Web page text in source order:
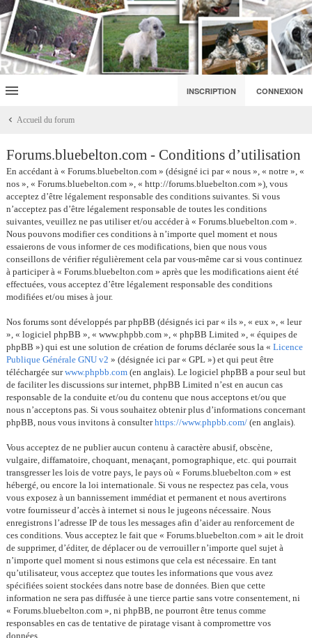
INSCRIPTION CONNEXION
Accueil du forum
Forums.bluebelton.com - Conditions d’utilisation
En accédant à « Forums.bluebelton.com » (désigné ici par « nous », « notre », «
nos », « Forums.bluebelton.com », « http://forums.bluebelton.com »), vous
acceptez d’être légalement responsable des conditions suivantes. Si vous
n’acceptez pas d’être légalement responsable de toutes les conditions
suivantes, veuillez ne pas utiliser et/ou accéder à « Forums.bluebelton.com ».
Nous pouvons modifier ces conditions à n’importe quel moment et nous
essaierons de vous informer de ces modifications, bien que nous vous
conseillons de vérifier régulièrement cela par vous-même car si vous continuez
à participer à « Forums.bluebelton.com » après que les modifications aient été
effectuées, vous acceptez d’être légalement responsable des conditions
modifiées et/ou mises à jour.
Nos forums sont développés par phpBB (désignés ici par « ils », « eux », « leur
», « logiciel phpBB », « www.phpbb.com », « phpBB Limited », « équipes de
phpBB ») qui est une solution de création de forums déclarée sous la « Licence
Publique Générale GNU v2 » (désignée ici par « GPL ») et qui peut être
téléchargée surwww.phpbb.com (en anglais). Le logiciel phpBB a pour seul but
de faciliter les discussions sur internet, phpBB Limited n’est en aucun cas
responsable de la conduite et/ou du contenu que nous acceptons et/ou que
nous n’acceptons pas. Si vous souhaitez obtenir plus d’informations concernant
phpBB, nous vous invitons à consulterhttps://www.phpbb.com/ (en anglais).
Vous acceptez de ne publier aucun contenu à caractère abusif, obscène,
vulgaire, diffamatoire, choquant, menaçant, pornographique, etc. qui pourrait
transgresser les lois de votre pays, le pays où « Forums.bluebelton.com » est
hébergé, ou encore la loi internationale. Si vous ne respectez pas cela, vous
vous exposez à un bannissement immédiat et permanent et nous avertirons
votre fournisseur d’accès à internet si nous le jugeons nécessaire. Nous
enregistrons l’adresse IP de tous les messages afin d’aider au renforcement de
ces conditions. Vous acceptez le fait que « Forums.bluebelton.com » ait le droit
de supprimer, d’éditer, de déplacer ou de verrouiller n’importe quel sujet à
n’importe quel moment si nous estimons que cela est nécessaire. En tant
qu’utilisateur, vous acceptez que toutes les informations que vous avez
spécifiées soient stockées dans notre base de données. Bien que cette
information ne sera pas diffusée à une tierce partie sans votre consentement, ni
« Forums.bluebelton.com », ni phpBB, ne pourront être tenus comme
responsables en cas de tentative de piratage visant à compromettre vos
données.